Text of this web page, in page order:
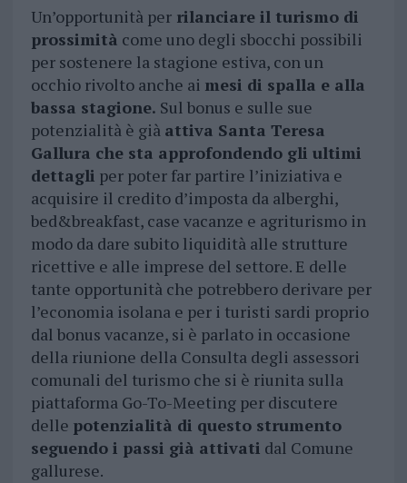
Un’opportunità perrilanciare il turismo di
prossimità come uno degli sbocchi possibili
per sostenere la stagione estiva, con un
occhio rivolto anche ai mesi di spalla e alla
bassa stagione. Sul bonus e sulle sue
potenzialità è già attiva Santa Teresa
Gallura che sta approfondendo gli ultimi
dettagli per poter far partire l’iniziativa e
acquisire il credito d’imposta da alberghi,
bed&breakfast, case vacanze e agriturismo in
modo da dare subito liquidità alle strutture
ricettive e alle imprese del settore. E delle
tante opportunità che potrebbero derivare per
l’economia isolana e per i turisti sardi proprio
dal bonus vacanze, si è parlato in occasione
della riunione della Consulta degli assessori
comunali del turismo che si è riunita sulla
piattaforma Go-To-Meeting per discutere
delle potenzialità di questo strumento
seguendo i passi già attivati dal Comune
gallurese.